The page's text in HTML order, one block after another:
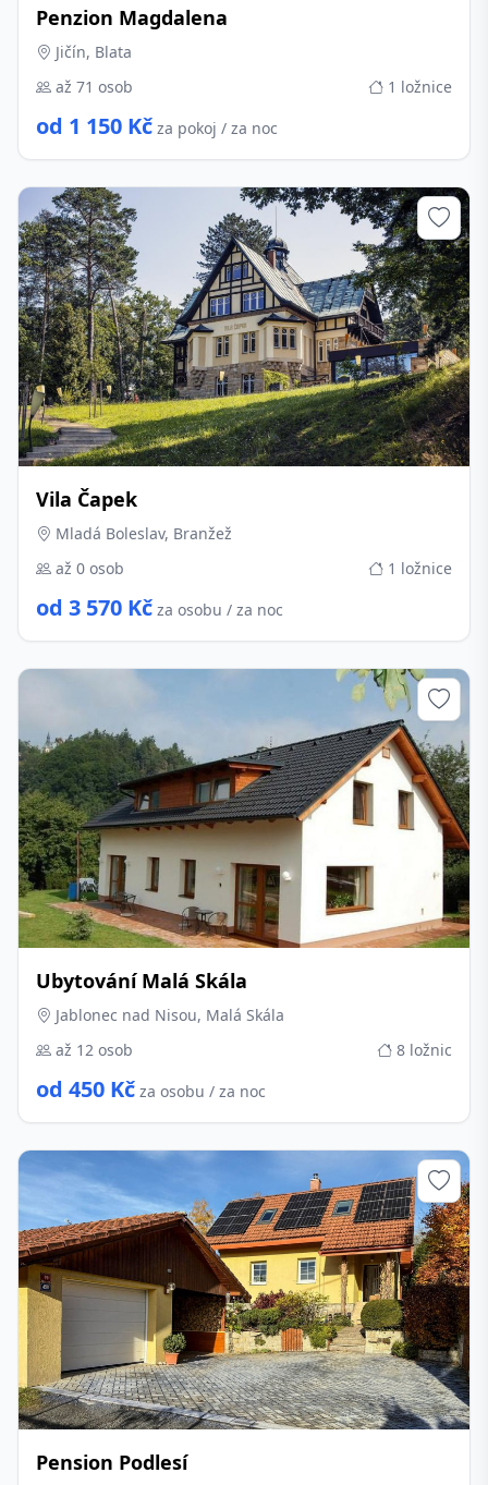
Penzion Magdalena
Jičín, Blata
až 71 osob
1 ložnice
od 1 150 Kč za pokoj / za noc
Vila Čapek
Mladá Boleslav, Branžež
až 0 osob
1 ložnice
od 3 570 Kč za osobu / za noc
Ubytování Malá Skála
Jablonec nad Nisou, Malá Skála
až 12 osob
8 ložnic
od 450 Kč za osobu / za noc
Pension Podlesí